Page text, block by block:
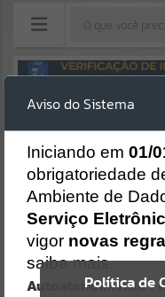
Resultados para""
Portais
NOTÍCIAS
AUTOATENDIMENTO
Política de
Aviso do Sistema
Iniciando em 01/
obrigatoriedade
Ambiente de
Serviço
vigor novas
saiba mais.
Autoatendimento -
Erro
Gerenciamento do
Ocorreu um erro de script:
Uncaught SyntaxError:
https://
7e2.js?v=816ac05d:47
Verificar Mais Detalhes